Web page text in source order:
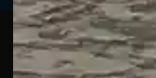
Web
Pesca
Un portale
Esperienze
Guide
sulla